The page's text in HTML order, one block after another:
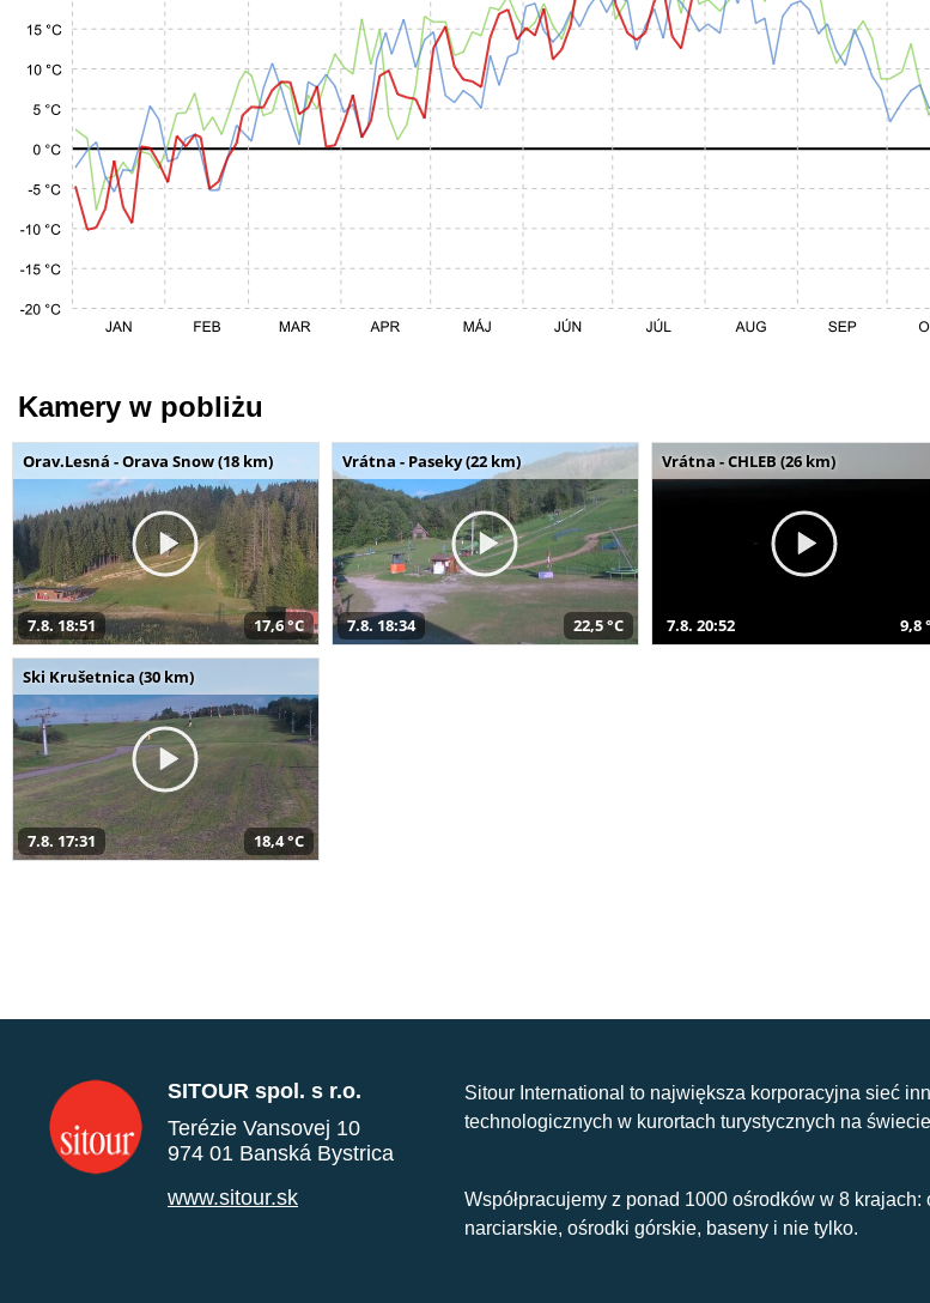
Kamery w pobliżu
Orav.Lesná - Orava Snow (18 km)
7.8. 18:51 17,6 °C
Vrátna - Paseky (22 km)
7.8. 18:34 22,5 °C
Vrátna - CHLEB (26 km)
7.8. 20:52 9,8
Ski Krušetnica (30 km)
7.8. 17:31 18,4 °C
SITOUR spol. s r.o.
Terézie Vansovej 10
974 01 Banská Bystrica
www.sitour.sk
Sitour International to największa korporacyjna sieć
technologicznych w kurortach turystycznych na
Współpracujemy z ponad 1000 ośrodków w 8 krajach:
narciarskie, ośrodki górskie, baseny i nie tylko.